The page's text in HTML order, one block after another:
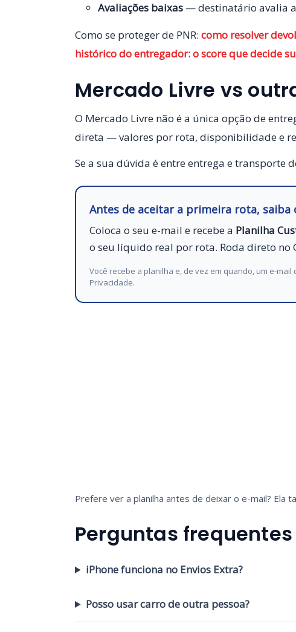
Avaliações baixas — destinatário avalia
Como se proteger de PNR: como resolver
histórico do entregador: o score que decide
Mercado Livre vs
O Mercado Livre não é a única opção de
direta — valores por rota, disponibilidade e
Se a sua dúvida é entre entrega e transporte
Antes de aceitar a primeira rota, saiba
Coloca o seu e-mail e recebe a Planilha
o seu líquido real por rota. Roda direto no
Você recebe a planilha e, de vez em quando, um e-
Privacidade.
Prefere ver a planilha antes de deixar o e-mail? Ela
Perguntas frequentes
iPhone funciona no Envios Extra?
Posso usar carro de outra pessoa?